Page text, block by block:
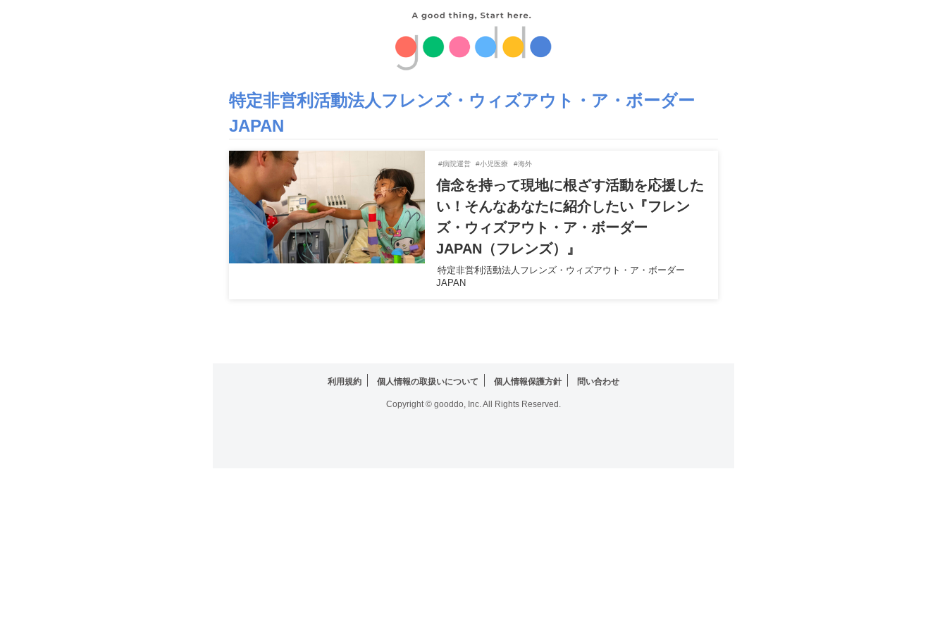
特定非営利活動法人フレンズ・ウィズアウト・ア・ボーダー
JAPAN
信念を持って現地に根ざす活動を応援した
い！そんなあなたに紹介したい『フレン
ズ・ウィズアウト・ア・ボーダー
JAPAN（フレンズ）』
#病院運営 #小児医療 #海外
特定非営利活動法人フレンズ・ウィズアウト・ア・ボーダー
JAPAN
利用規約 個人情報の取扱いについて 個人情報保護方針 問い合わせ
Copyright © gooddo, Inc. All Rights Reserved.